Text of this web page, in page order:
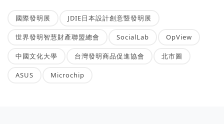
國際發明展 JDIE日本設計創意暨發明展
世界發明智慧財產聯盟總會 SocialLab OpView
中國文化大學 台灣發明商品促進協會 北市圖
ASUS Microchip